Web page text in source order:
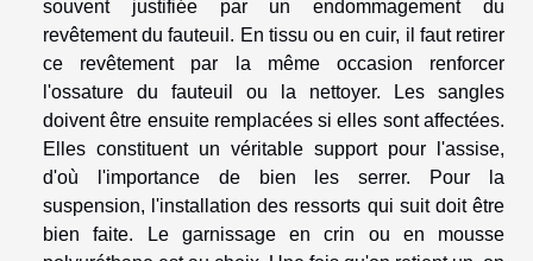
souvent justifiée par un endommagement du
revêtement du fauteuil. En tissu ou en cuir, il faut retirer
ce revêtement par la même occasion renforcer
l'ossature du fauteuil ou la nettoyer. Les sangles
doivent être ensuite remplacées si elles sont affectées.
Elles constituent un véritable support pour l'assise,
d'où l'importance de bien les serrer. Pour la
suspension, l'installation des ressorts qui suit doit être
bien faite. Le garnissage en crin ou en mousse